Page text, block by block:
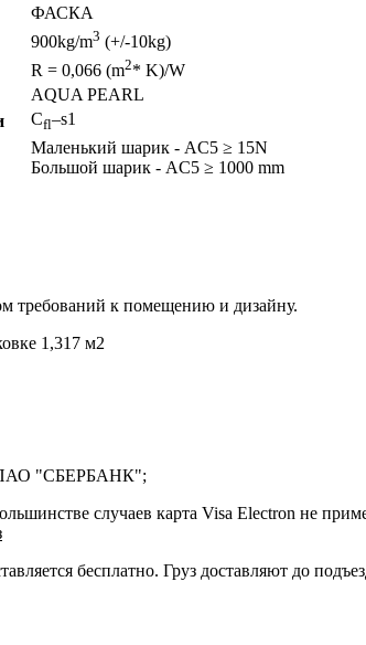
ФАСКА
900kg/m3 (+/-10kg)
R = 0,066 (m2* K)/W
AQUA PEARL
Cfl–s1
Маленький шарик - AC5 ≥ 15N
Большой шарик - AC5 ≥ 1000 mm
требований к помещению и дизайну.
1,317 м2
ПАО "СБЕРБАНК";
случаев карта Visa Electron не
бесплатно. Груз доставляют до